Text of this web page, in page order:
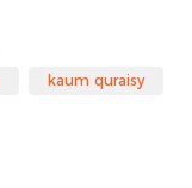
kaum quraisy